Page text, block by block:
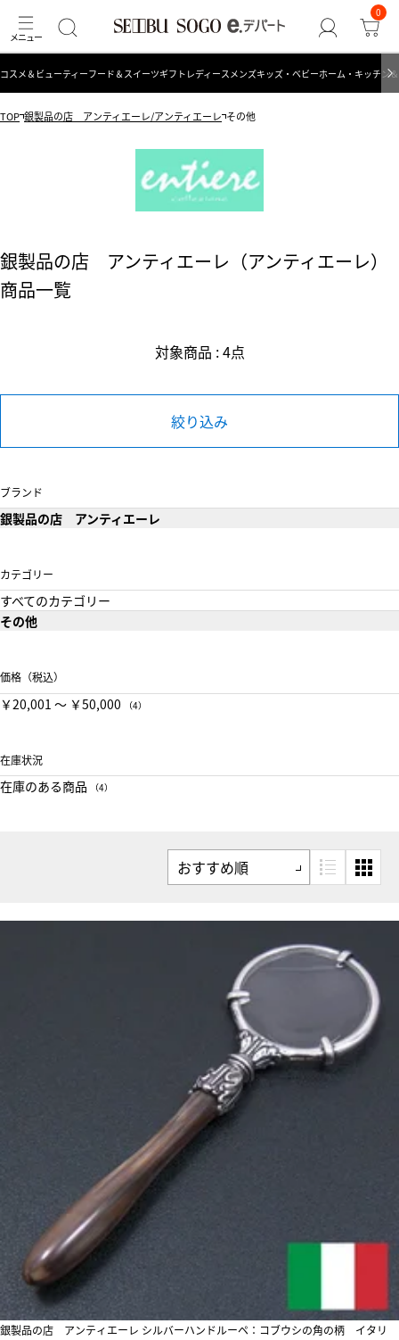
0
コスメ＆ビューティーフード＆スイーツギフト レディース メンズキッズ・ベビーホーム・キッチン
TOP 銀製品の店 アンティエーレ/アンティエーレ その他
銀製品の店 アンティエーレ（アンティエーレ）
商品一覧
対象商品 : 4点
絞り込み
ブランド
銀製品の店 アンティエーレ
カテゴリー
すべてのカテゴリー
その他
価格（税込）
￥20,001 〜 ￥50,000 （4）
在庫状況
在庫のある商品 （4）
銀製品の店 アンティエーレ シルバーハンドルーペ：コブウシの角の柄 イタリ